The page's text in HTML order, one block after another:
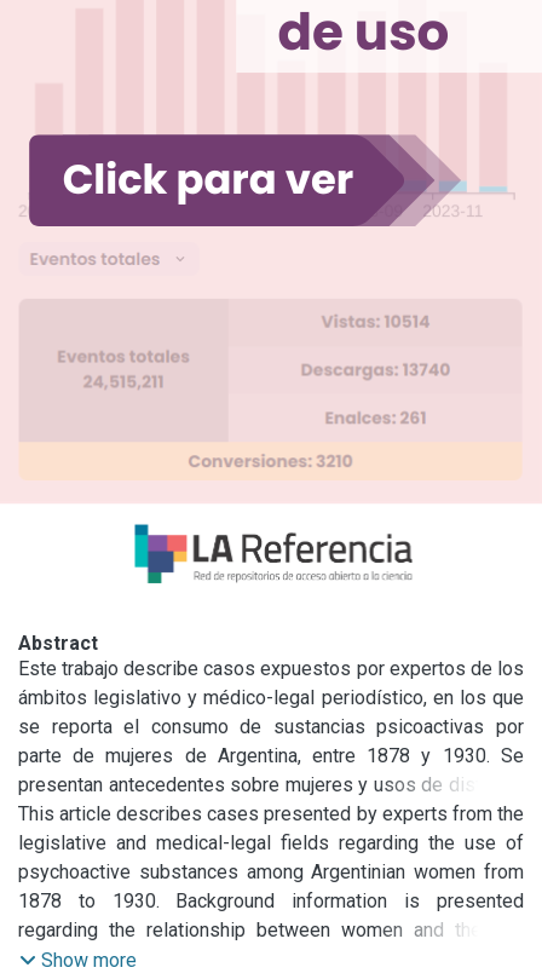
Abstract
Este trabajo describe casos expuestos por expertos de los
ámbitos legislativo y médico-legal periodístico, en los que
se reporta el consumo de sustancias psicoactivas por
parte de mujeres de Argentina, entre 1878 y 1930. Se
presentan antecedentes sobre mujeres y usos de distintos
fármacos, se analizan las intervenciones médicas que
utilizan sustancias psicoactivas sobre el cuerpo femenino,
y se detallan los casos de mujeres consumidoras desde
las miradas expertas. En este periodo, los discursos
expertos no buscaron comprender la especificidad
femenina del consumo, sino promover el tema drogas
This article describes cases presented by experts from the
legislative and medical-legal fields regarding the use of
psychoactive substances among Argentinian women from
1878 to 1930. Background information is presented
regarding the relationship between women and the use
different drugs, medical interventions on the female body
Show more